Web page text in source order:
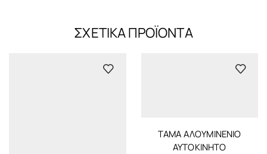
ΣΧΕΤΙΚΆ ΠΡΟΪΌΝΤΑ
ΤΆΜΑ ΑΛΟΥΜΙΝΈΝΙΟ
ΑΥΤΟΚΊΝΗΤΟ